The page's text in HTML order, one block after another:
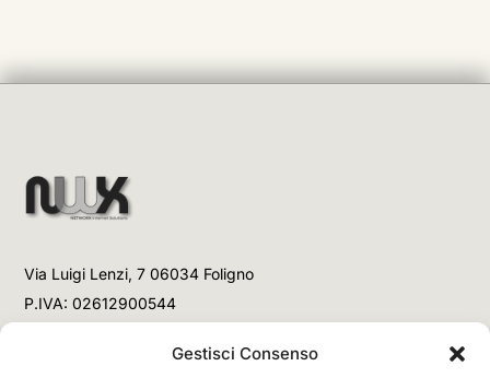
Gestisci Consenso
Via Luigi Lenzi, 7 06034 Foligno
P.IVA: 02612900544